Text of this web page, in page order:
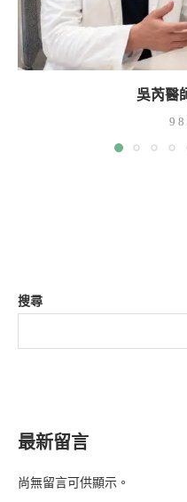
吳芮醫
9 8
搜尋
最新留言
尚無留言可供顯示。